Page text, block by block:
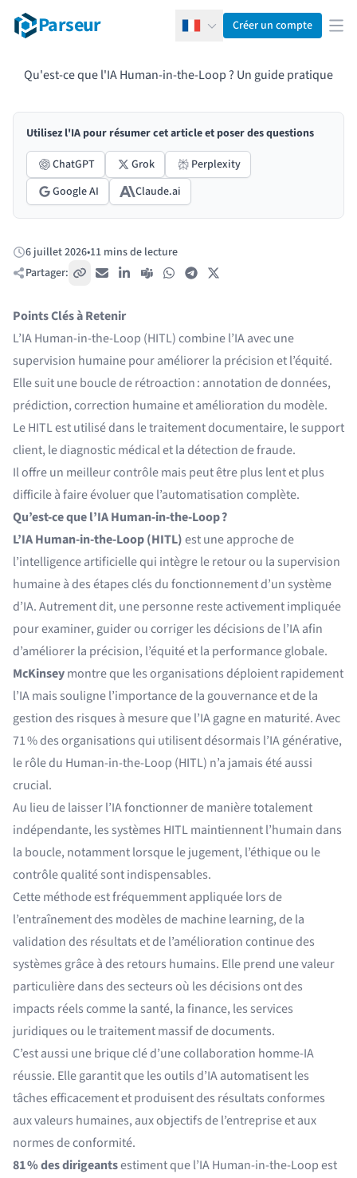
Parseur FrançaisCréer un compte
Qu'est-ce que l'IA Human-in-the-Loop ? Un guide pratique
Utilisez l'IA pour résumer cet article et poser des questions
ChatGPT
Grok
Perplexity
Google AI
Claude.ai
Publié:
6 juillet 2026•11 mins de lecture
Partager:
Copier le lien
E-mail LinkedIn
Teams WhatsAppTelegram
Points Clés à Retenir
L’IA Human-in-the-Loop (HITL) combine l’IA avec une
supervision humaine pour améliorer la précision et l’équité.
Elle suit une boucle de rétroaction : annotation de données,
prédiction, correction humaine et amélioration du modèle.
Le HITL est utilisé dans le traitement documentaire, le support
client, le diagnostic médical et la détection de fraude.
Il offre un meilleur contrôle mais peut être plus lent et plus
difficile à faire évoluer que l’automatisation complète.
Qu’est-ce que l’IA Human-in-the-Loop ?
L’IA Human-in-the-Loop (HITL)est une approche de
l’intelligence artificielle qui intègre le retour ou la supervision
humaine à des étapes clés du fonctionnement d’un système
d’IA. Autrement dit, une personne reste activement impliquée
pour examiner, guider ou corriger les décisions de l’IA afin
d’améliorer la précision, l’équité et la performance globale.
McKinseymontre que les organisations déploient rapidement
l’IA mais souligne l’importance de la gouvernance et de la
gestion des risques à mesure que l’IA gagne en maturité. Avec
71 % des organisations qui utilisent désormais l’IA générative,
le rôle du Human-in-the-Loop (HITL) n’a jamais été aussi
crucial.
Au lieu de laisser l’IA fonctionner de manière totalement
indépendante, les systèmes HITL maintiennent l’humain dans
la boucle, notamment lorsque le jugement, l’éthique ou le
contrôle qualité sont indispensables.
Cette méthode est fréquemment appliquée lors de
l’entraînement des modèles de machine learning, de la
validation des résultats et de l’amélioration continue des
systèmes grâce à des retours humains. Elle prend une valeur
particulière dans des secteurs où les décisions ont des
impacts réels comme la santé, la finance, les services
juridiques ou le traitement massif de documents.
C’est aussi une brique clé d’une collaboration homme-IA
réussie. Elle garantit que les outils d’IA automatisent les
tâches efficacement et produisent des résultats conformes
aux valeurs humaines, aux objectifs de l’entreprise et aux
normes de conformité.
81 % des dirigeantsestiment que l’IA Human-in-the-Loop est